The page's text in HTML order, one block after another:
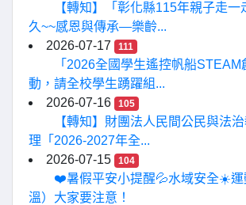
【轉知】「彰化縣115年親子走一
久~~感恩與傳承—樂齡...
2026-07-17
111
「2026全國學生遙控帆船
動，請全校學生踴躍組...
2026-07-16
105
【轉知】財團法人民間公民與法
理「2026-2027年全...
2026-07-15
104
❤️暑假平安小提醒💦水域安全☀️運
溫）大家要注意！